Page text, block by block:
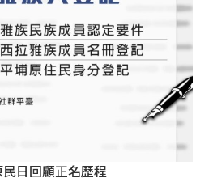
日回顧正名歷程